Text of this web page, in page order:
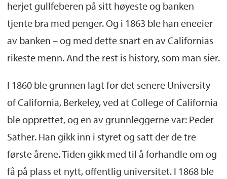
herjet gullfeberen på sitt høyeste og banken
tjente bra med penger. Og i 1863 ble han eneeier
av banken – og med dette snart en av Californias
rikeste menn. And the rest is history, som man sier.
I 1860 ble grunnen lagt for det senere University
of California, Berkeley, ved at College of California
ble opprettet, og en av grunnleggerne var: Peder
Sather. Han gikk inn i styret og satt der de tre
første årene. Tiden gikk med til å forhandle om og
få på plass et nytt, offentlig universitet. I 1868 ble